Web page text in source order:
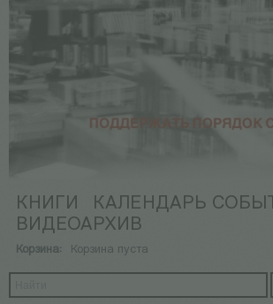
КНИГИ
КАЛЕНДАРЬ
ВИДЕОАРХИВ
Корзина: Корзина пуста